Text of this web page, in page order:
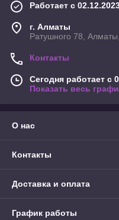
Работает с
г. Алматы
Ратушного 78,
Контакты
Сегодня работает с
Показать весь
О нас
Контакты
Доставка и оплата
График работы